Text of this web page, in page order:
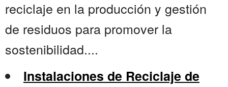
reciclaje en la producción y gestión
de residuos para promover la
sostenibilidad....
Instalaciones de Reciclaje de